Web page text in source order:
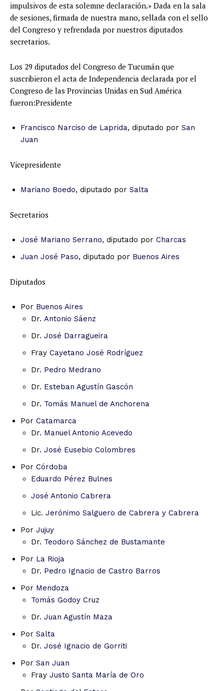
impulsivos de esta solemne declaración.» Dada en la sala
de sesiones, firmada de nuestra mano, sellada con el sello
del Congreso y refrendada por nuestros diputados
secretarios.
Los 29 diputados del Congreso de Tucumán que
suscribieron el acta de Independencia declarada por el
Congreso de las Provincias Unidas en Sud América
fueron:Presidente
Francisco Narciso de Laprida, diputado por San
Juan
Vicepresidente
Mariano Boedo, diputado por Salta
Secretarios
José Mariano Serrano, diputado por Charcas
Juan José Paso, diputado por Buenos Aires
Diputados
Por Buenos Aires
Dr. Antonio Sáenz
Dr. José Darragueira
Fray Cayetano José Rodríguez
Dr. Pedro Medrano
Dr. Esteban Agustín Gascón
Dr. Tomás Manuel de Anchorena
Por Catamarca
Dr. Manuel Antonio Acevedo
Dr. José Eusebio Colombres
Por Córdoba
Eduardo Pérez Bulnes
José Antonio Cabrera
Lic. Jerónimo Salguero de Cabrera y Cabrera
Por Jujuy
Dr. Teodoro Sánchez de Bustamante
Por La Rioja
Dr. Pedro Ignacio de Castro Barros
Por Mendoza
Tomás Godoy Cruz
Dr. Juan Agustín Maza
Por Salta
Dr. José Ignacio de Gorriti
Por San Juan
Fray Justo Santa María de Oro